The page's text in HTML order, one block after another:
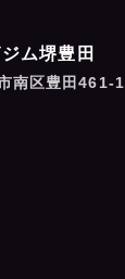
ム堺豊田
南区豊田461-1